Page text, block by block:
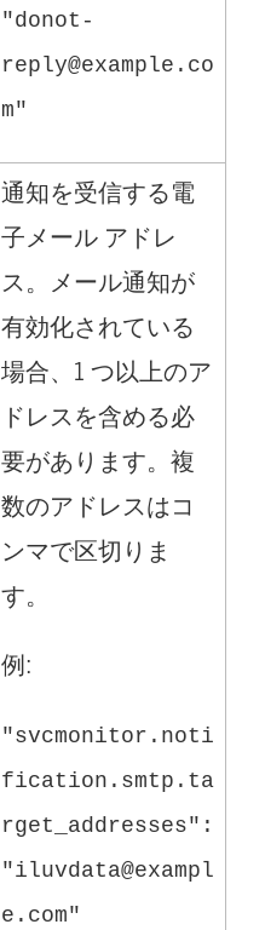
"donot-
reply@example.co
m"
通知を受信する電
子メール アドレ
ス。メール通知が
有効化されている
場合、1 つ以上のア
ドレスを含める必
要があります。複
数のアドレスはコ
ンマで区切りま
す。
例:
"svcmonitor.noti
fication.smtp.ta
rget_addresses":
"iluvdata@exampl
e.com"